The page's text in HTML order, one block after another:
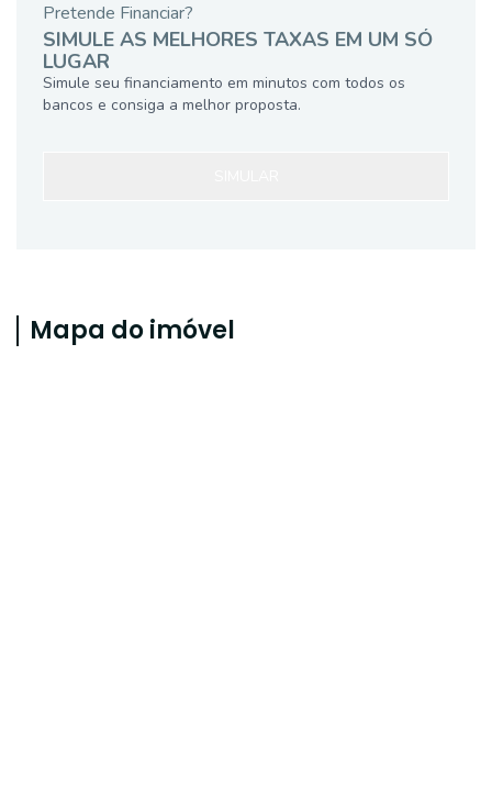
Pretende Financiar?
SIMULE AS MELHORES TAXAS EM UM SÓ
LUGAR
Simule seu financiamento em minutos com todos os
bancos e consiga a melhor proposta.
Mapa do imóvel